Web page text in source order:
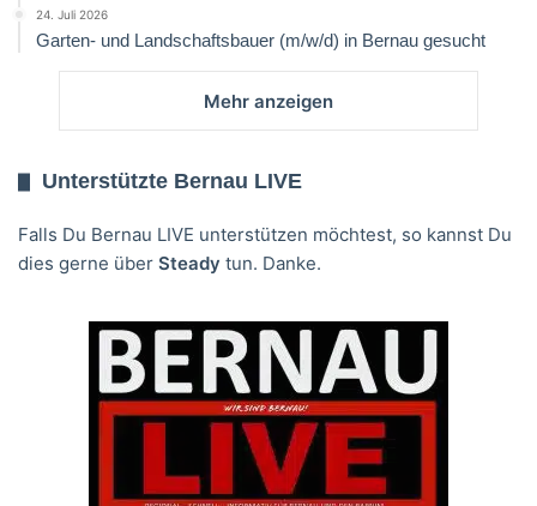
24. Juli 2026
Garten- und Landschaftsbauer (m/w/d) in Bernau gesucht
Mehr anzeigen
Unterstützte Bernau LIVE
Falls Du Bernau LIVE unterstützen möchtest, so kannst Du
dies gerne über Steady tun. Danke.